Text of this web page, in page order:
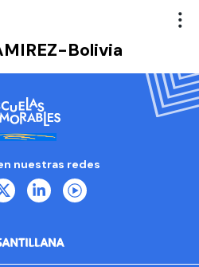
Bolivia
nuestras redes